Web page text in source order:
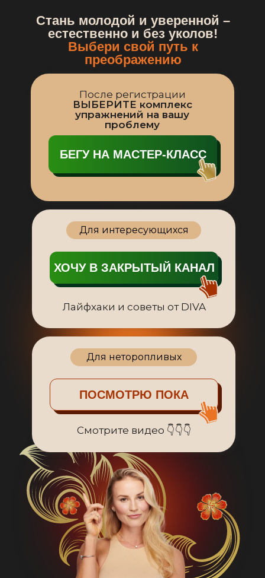
Стань молодой и уверенной –
естественно и без уколов!
Выбери свой путь к
преображению
Для неторопливых
Смотрите видео 👇👇👇
ПОСМОТРЮ ПОКА
ХОЧУ В ЗАКРЫТЫЙ КАНАЛ
Лайфхаки и советы от DIVA
Для интересующихся
После регистрации
ВЫБЕРИТЕ комплекс
упражнений на вашу
проблему
БЕГУ НА МАСТЕР-КЛАСС